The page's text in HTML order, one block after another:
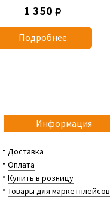
1 350
Подробнее
Информация
Доставка
Оплата
Купить в розницу
Товары для маркетплейсов